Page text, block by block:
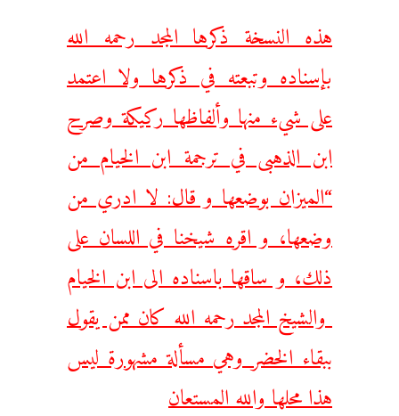
هذه النسخة ذكرها المجد رحمه الله
بإسناده وتبعته في ذكرها ولا اعتمد
على شيء منها وألفاظها ركيكة وصرح
ابن الذهبى في ترجمة ابن الخيام من
“الميزان بوضعها و قال: لا ادري من
وضعها، و اقره شيخنا في اللسان على
ذلك، و ساقها باسناده الى ابن الخيام
والشيخ المجد رحمه الله كان ممن يقول
ببقاء الخضر وهي مسألة مشهورة ليس
هذا محلها والله المستعان